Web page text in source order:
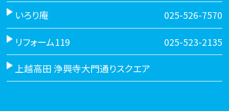
いろり庵 025-526-7570
リフォーム119 025-523-2135
上越高田 浄興寺大門通りスクエア